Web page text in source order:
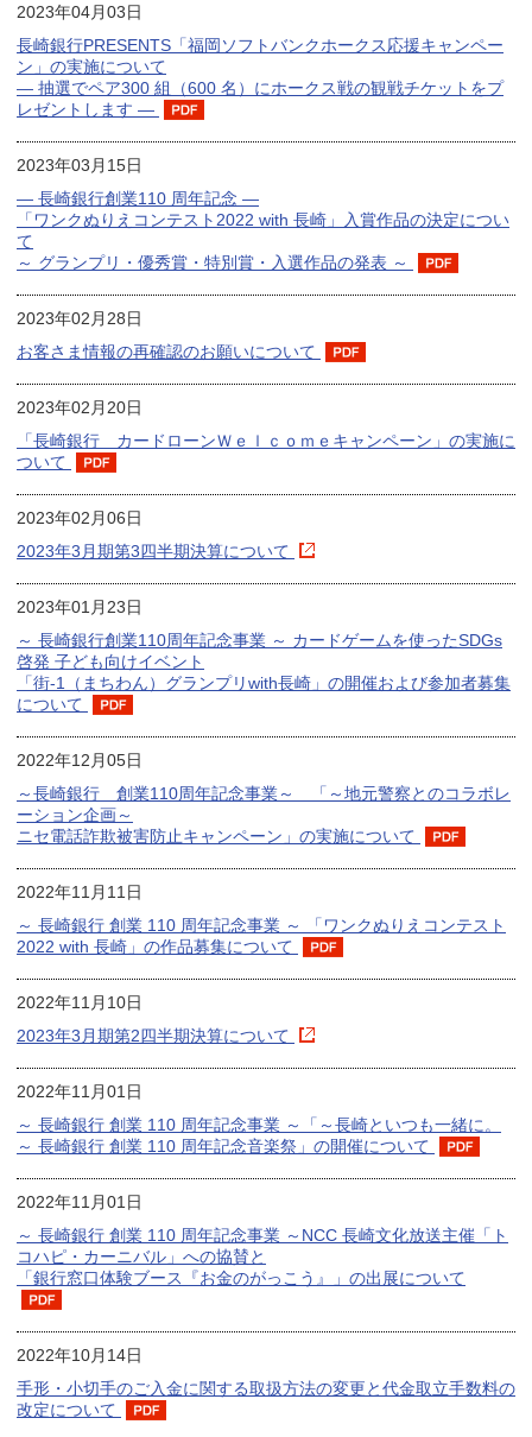
2023年04月03日
長崎銀行PRESENTS「福岡ソフトバンクホークス応援キャンペー
ン」の実施について
― 抽選でペア300 組（600 名）にホークス戦の観戦チケットをプ
レゼントします ―
2023年03月15日
― 長崎銀行創業110 周年記念 ―
「ワンクぬりえコンテスト2022 with 長崎」入賞作品の決定につい
て
～ グランプリ・優秀賞・特別賞・入選作品の発表 ～
2023年02月28日
お客さま情報の再確認のお願いについて
2023年02月20日
「長崎銀行 カードローンＷｅｌｃｏｍｅキャンペーン」の実施に
ついて
2023年02月06日
2023年3月期第3四半期決算について
2023年01月23日
～ 長崎銀行創業110周年記念事業 ～ カードゲームを使ったSDGs
啓発 子ども向けイベント
「街-1（まちわん）グランプリwith長崎」の開催および参加者募集
について
2022年12月05日
～長崎銀行 創業110周年記念事業～ 「～地元警察とのコラボレ
ーション企画～
ニセ電話詐欺被害防止キャンペーン」の実施について
2022年11月11日
～ 長崎銀行 創業 110 周年記念事業 ～ 「ワンクぬりえコンテスト
2022 with 長崎」の作品募集について
2022年11月10日
2023年3月期第2四半期決算について
2022年11月01日
～ 長崎銀行 創業 110 周年記念事業 ～「～長崎といつも一緒に。
～ 長崎銀行 創業 110 周年記念音楽祭」の開催について
2022年11月01日
～ 長崎銀行 創業 110 周年記念事業 ～NCC 長崎文化放送主催「ト
コハピ・カーニバル」への協賛と
「銀行窓口体験ブース『お金のがっこう』」の出展について
2022年10月14日
手形・小切手のご入金に関する取扱方法の変更と代金取立手数料の
改定について